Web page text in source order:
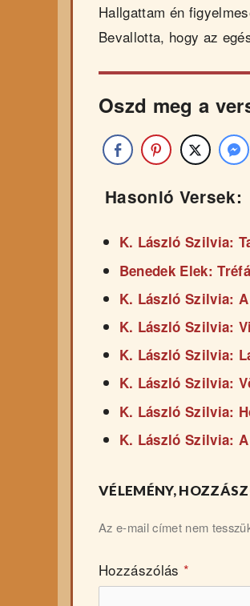
Hallgattam én
Bevallotta, hogy az
Oszd meg a
Hasonló Versek:
K. László Szilvia:
Benedek Elek:
K. László Szilvia:
K. László Szilvia:
K. László Szilvia:
K. László Szilvia:
K. László Szilvia:
K. László Szilvia:
VÉLEMÉNY,
Az e-mail címet nem
Hozzászólás *